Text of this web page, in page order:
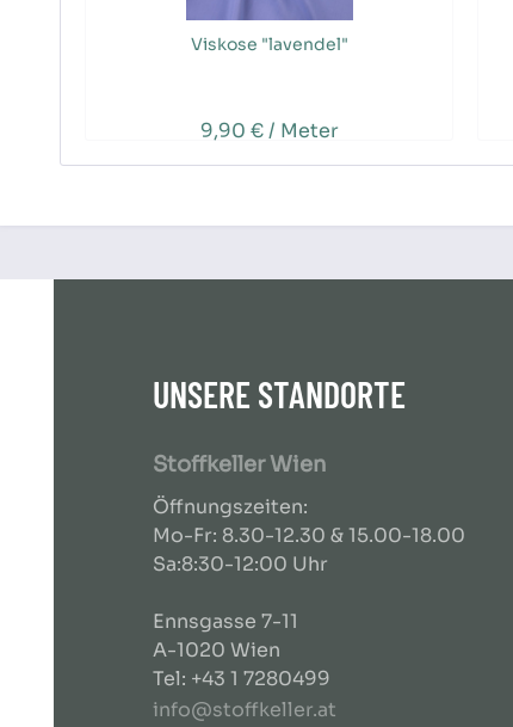
Viskose "lavendel"
9,90 € / Meter
UNSERE STANDORTE
Stoffkeller Wien
Öffnungszeiten:
Mo-Fr: 8.30-12.30 & 15.00-18.00
Sa:8:30-12:00 Uhr
Ennsgasse 7-11
A-1020 Wien
Tel: +43 1 7280499
info@stoffkeller.at